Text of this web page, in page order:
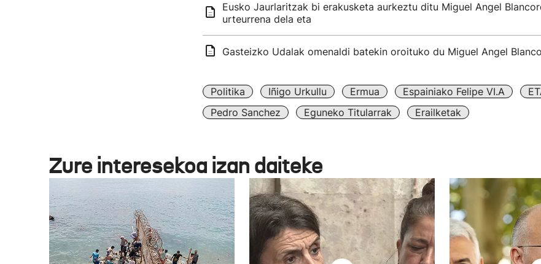
Eusko Jaurlaritzak bi erakusketa aurkeztu ditu Miguel Angel
urteurrena dela eta
Gasteizko Udalak omenaldi batekin oroituko du Miguel Angel Blanco
Politika Iñigo Urkullu Ermua Espainiako Felipe VI.a
Pedro Sanchez
Eguneko Titularrak Erailketak
Zure interesekoa izan daiteke